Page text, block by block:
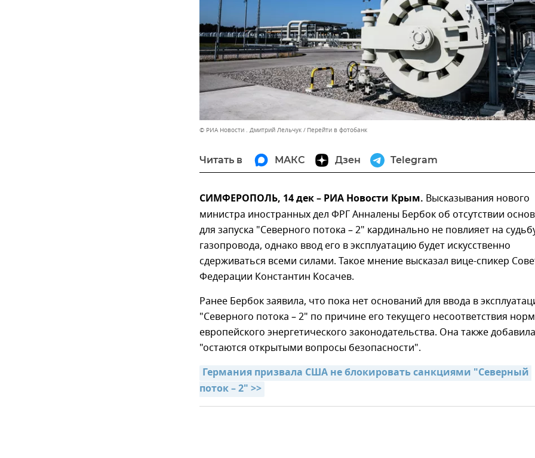
© РИА Новости . Дмитрий Лельчук Перейти в фотобанк
Читать в МАКС Дзен Telegram
СИМФЕРОПОЛЬ, 14 дек – РИА Новости Крым. Высказывания нового
министра иностранных дел ФРГ Анналены Бербок об отсутствии
для запуска "Северного потока – 2" кардинально не повлияет на
газопровода, однако ввод его в эксплуатацию будет искусственно
сдерживаться всеми силами. Такое мнение высказал вице-спикер
Федерации Константин Косачев.
Ранее Бербок заявила, что пока нет оснований для ввода в
"Северного потока – 2" по причине его текущего несоответствия
европейского энергетического законодательства. Она также
"остаются открытыми вопросы безопасности".
Германия призвала США не блокировать санкциями "Северный
поток – 2" >>